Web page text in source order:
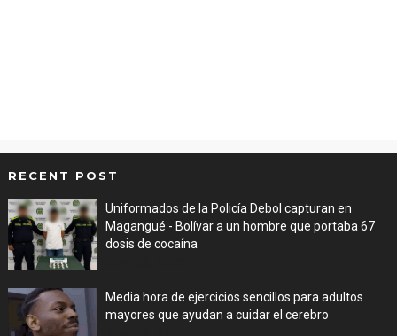
RECENT POST
Uniformados de la Policía Debol capturan en
Magangué - Bolívar a un hombre que portaba 67
dosis de cocaína
Media hora de ejercicios sencillos para adultos
mayores que ayudan a cuidar el cerebro